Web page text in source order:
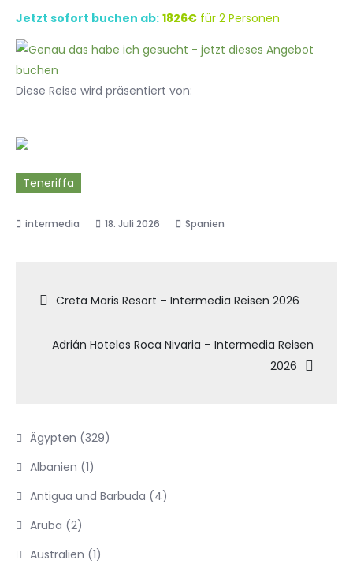
Jetzt sofort buchen ab: 1826€ für 2 Personen
Diese Reise wird präsentiert von:
Teneriffa
18. Juli 2026 Spanien
Beitragsnavigation
Creta Maris Resort – Intermedia Reisen 2026
Adrián Hoteles Roca Nivaria – Intermedia Reisen
2026
Ägypten (329)
Albanien (1)
Antigua und Barbuda (4)
Aruba (2)
Australien (1)